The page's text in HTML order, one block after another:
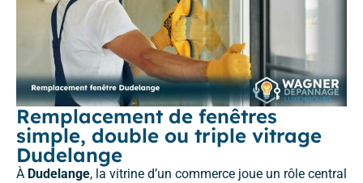
Remplacement de fenêtres
simple, double ou triple vitrage
Dudelange
À Dudelange, la vitrine d’un commerce joue un rôle central